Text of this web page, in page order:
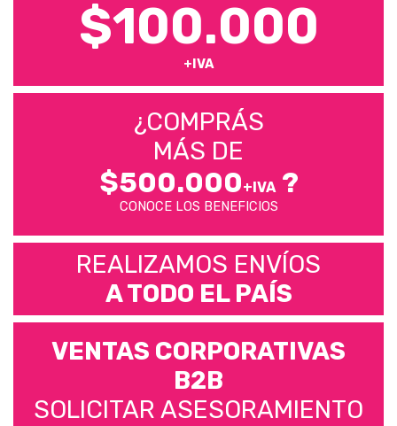
$100.000
+IVA
¿COMPRÁS
MÁS DE
$500.000+IVA?
CONOCE LOS BENEFICIOS
REALIZAMOS ENVÍOS
A TODO EL PAÍS
VENTAS CORPORATIVAS
B2B
SOLICITAR ASESORAMIENTO